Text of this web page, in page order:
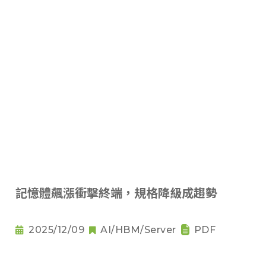
記憶體飆漲衝擊終端，規格降級成趨勢
2025/12/09 AI/HBM/Server PDF